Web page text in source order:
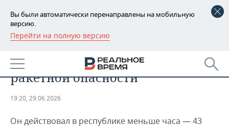
Вы были автоматически перенаправлены на мобильную
версию.
Перейти на полную версию
РЕГИОНЫ
БАШКОРТОСТАН
ТАТАРСТАН
НОВОСТИ
АНАЛИТИКА
В Татарстане отменили режим
ракетной опасности
19:20, 29.06.2026
Он действовал в республике меньше часа — 43